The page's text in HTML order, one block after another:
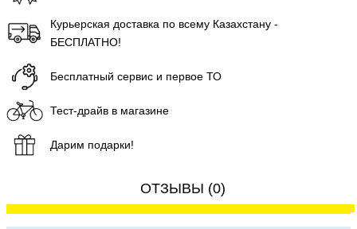
Курьерская доставка по всему Казахстану -
БЕСПЛАТНО!
Бесплатный сервис и первое ТО
Тест-драйв в магазине
Дарим подарки!
ОТЗЫВЫ (0)